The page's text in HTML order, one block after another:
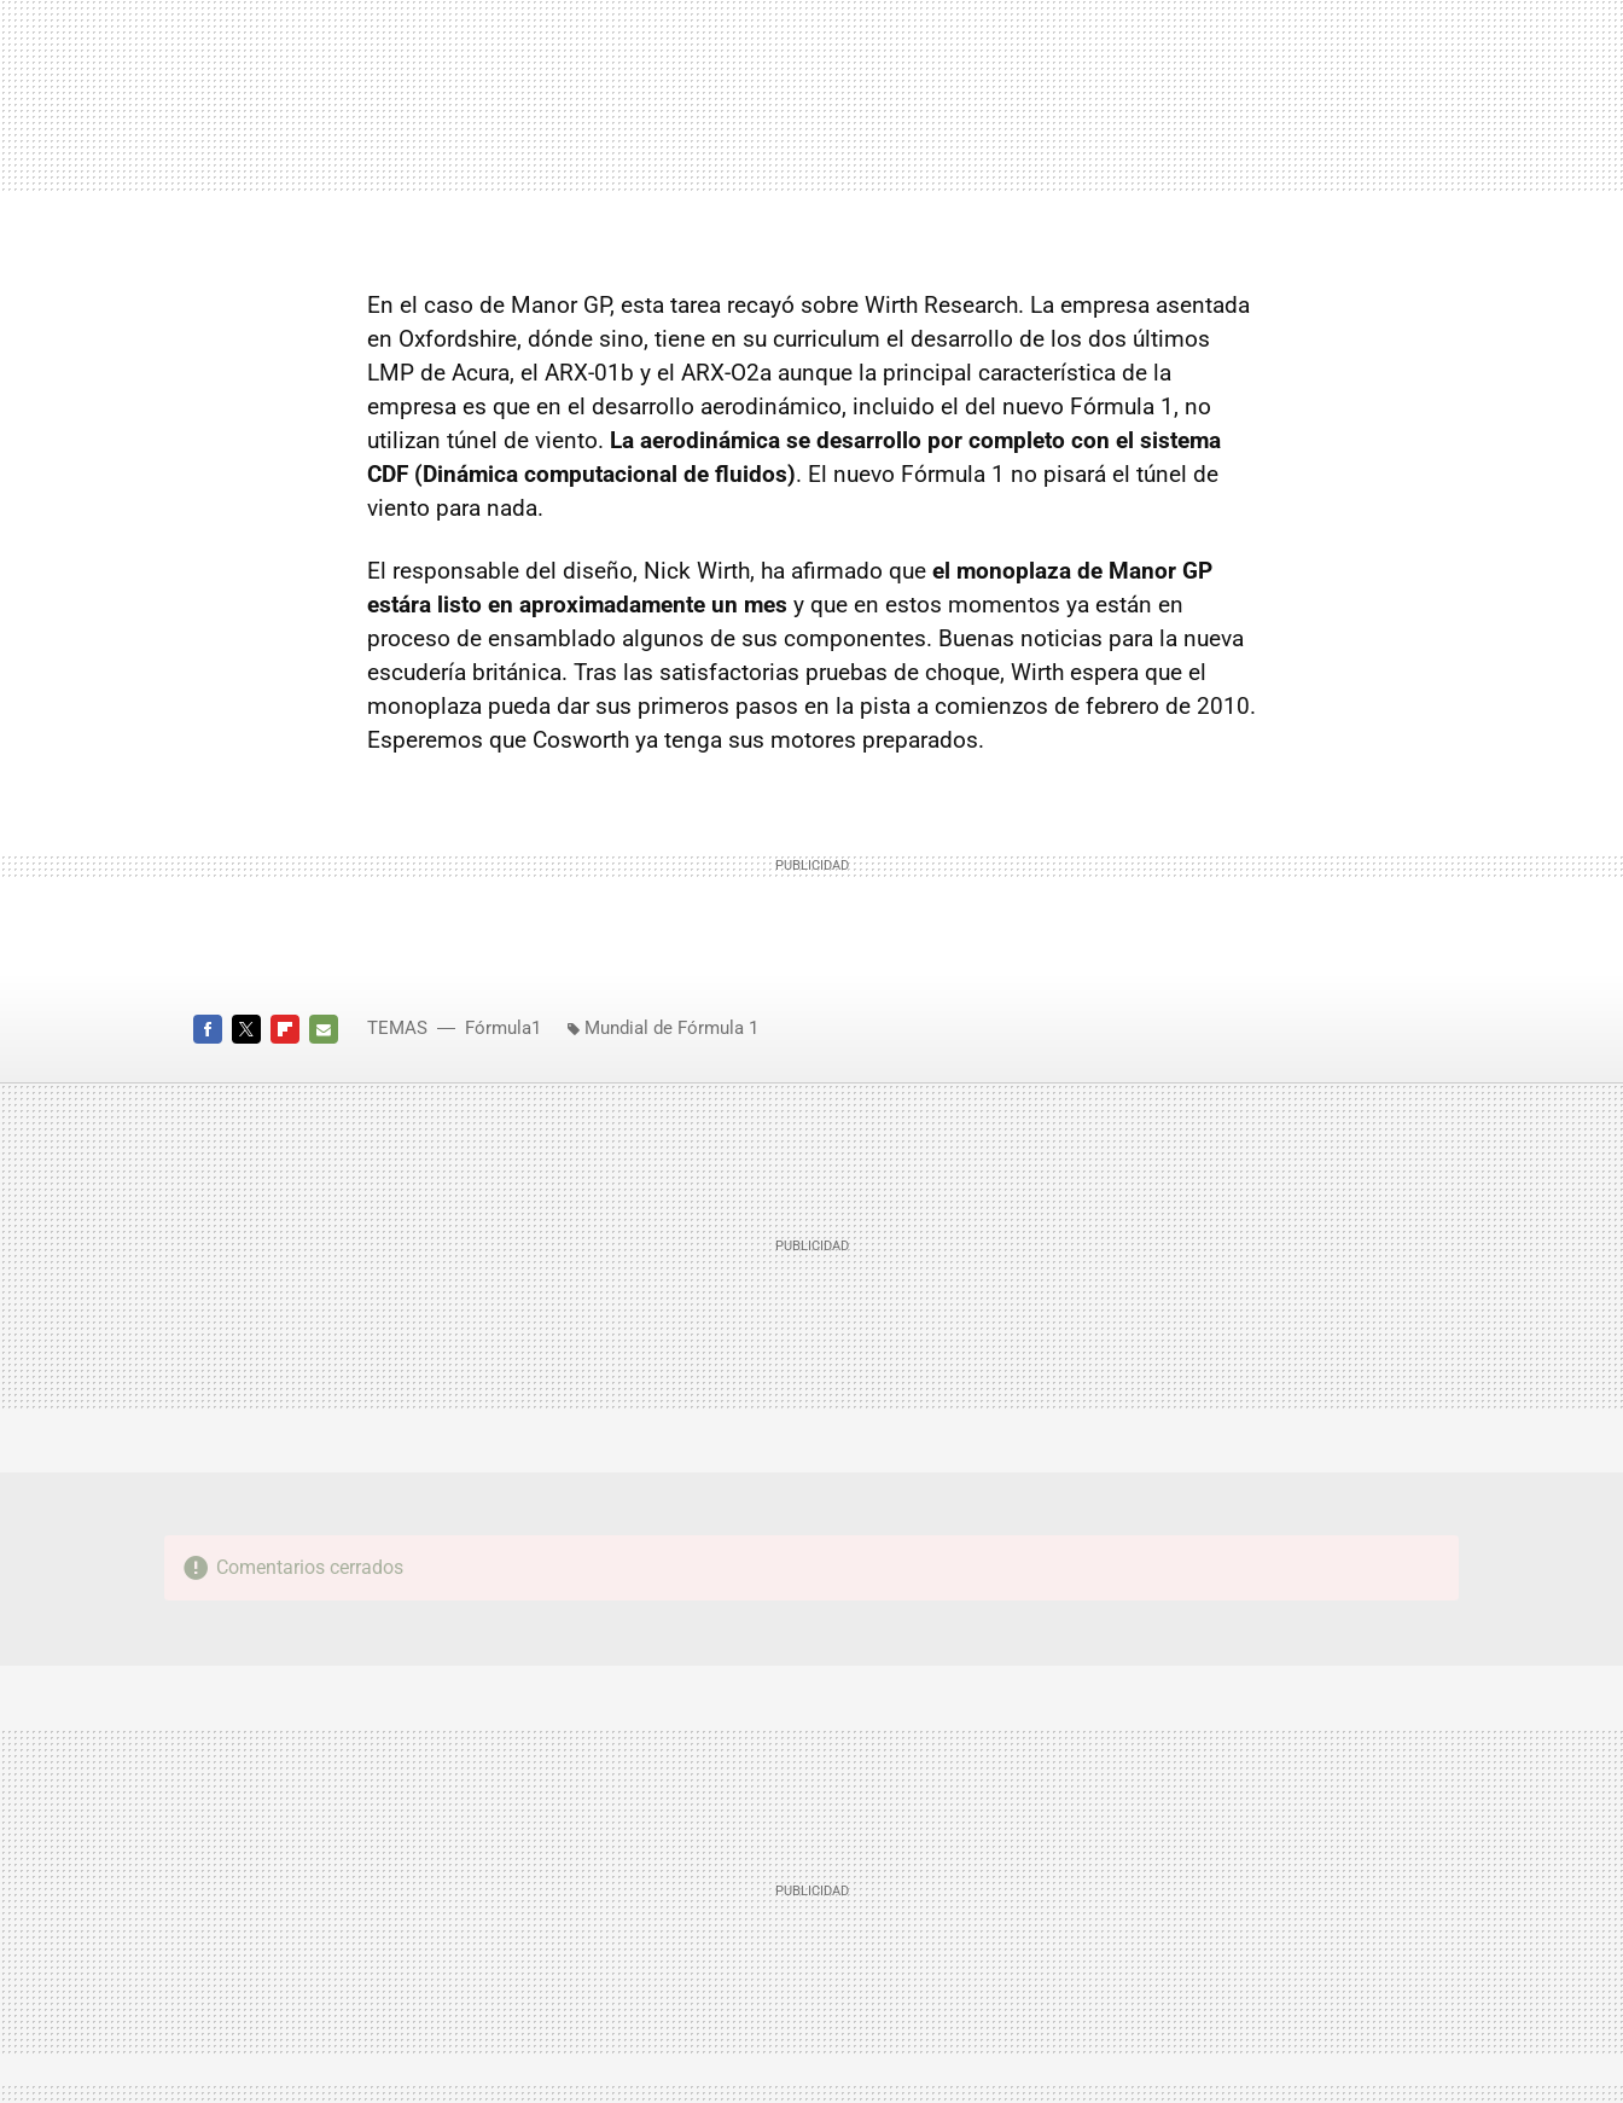
En el caso de Manor GP, esta tarea recayó sobre Wirth Research. La empresa asentada
en Oxfordshire, dónde sino, tiene en su curriculum el desarrollo de los dos últimos
LMP de Acura, el ARX-01b y el ARX-O2a aunque la principal característica de la
empresa es que en el desarrollo aerodinámico, incluido el del nuevo Fórmula 1, no
utilizan túnel de viento. La aerodinámica se desarrollo por completo con el sistema
CDF (Dinámica computacional de fluidos). El nuevo Fórmula 1 no pisará el túnel de
viento para nada.
El responsable del diseño, Nick Wirth, ha afirmado que el monoplaza de Manor GP
estára listo en aproximadamente un mes y que en estos momentos ya están en
proceso de ensamblado algunos de sus componentes. Buenas noticias para la nueva
escudería británica. Tras las satisfactorias pruebas de choque, Wirth espera que el
monoplaza pueda dar sus primeros pasos en la pista a comienzos de febrero de 2010.
Esperemos que Cosworth ya tenga sus motores preparados.
MAIL
TEMAS Fórmula1 Mundial de Fórmula 1
Comentarios cerrados